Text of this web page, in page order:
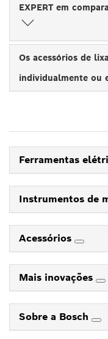
EXPERT em
Os acessórios de
individualmente ou
Ferramentas
Instrumentos de
Acessórios
Mais inovações
Sobre a Bosch